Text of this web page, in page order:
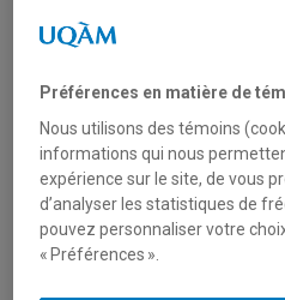
11 janvier 2017 - Autres
Claude Marsan
Midi-discussion du CRIEM
Centre de recherches
montréalaises de
Jean-Claude Marsan,Montréal en
d’architecture et d’aménagement
Préférences en matière de
Nous utilisons des témoins
informations qui nous
expérience sur le site, de vous
d’analyser les statistiques de
pouvez personnaliser votre
« Préférences ».